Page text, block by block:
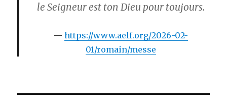
le Seigneur est ton Dieu pour toujours.
https://www.aelf.org/2026-02-
01/romain/messe